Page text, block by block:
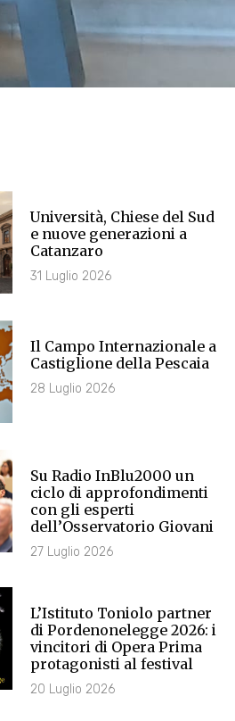
Università, Chiese del Sud
e nuove generazioni a
Catanzaro
31 Luglio 2026
Il Campo Internazionale a
Castiglione della Pescaia
28 Luglio 2026
Su Radio InBlu2000 un
ciclo di approfondimenti
con gli esperti
dell’Osservatorio Giovani
27 Luglio 2026
L’Istituto Toniolo partner
di Pordenonelegge 2026: i
vincitori di Opera Prima
protagonisti al festival
20 Luglio 2026